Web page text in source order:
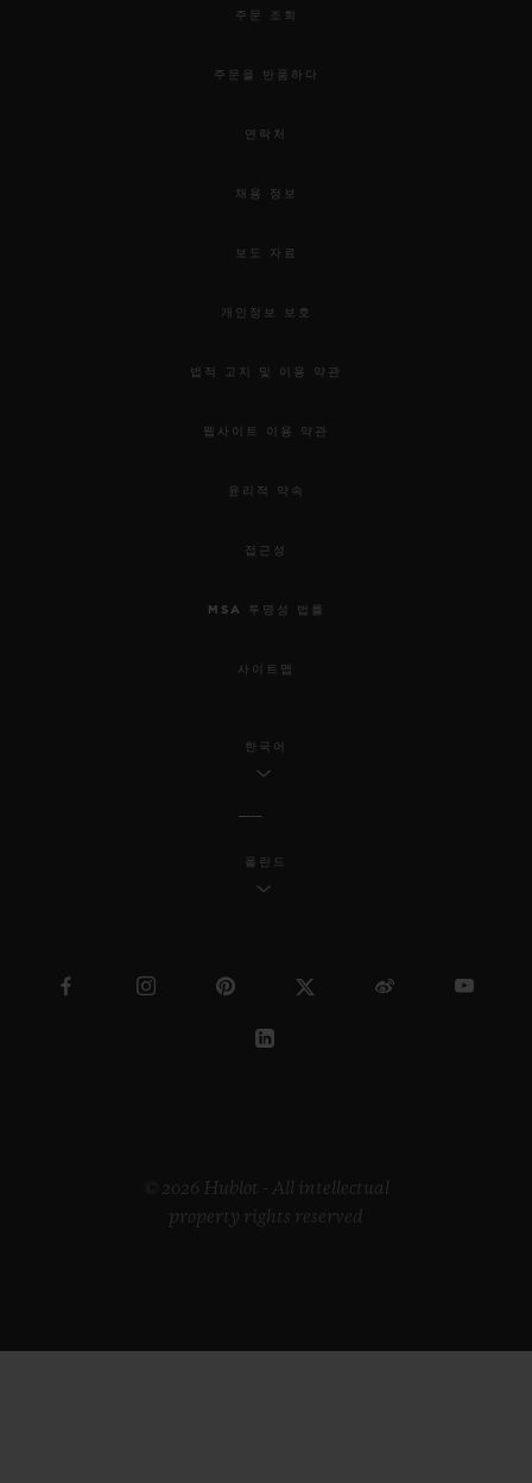
주문 조회
주문을 반품하다
연락처
채용 정보
보도 자료
개인정보 보호
법적 고지 및 이용 약관
웹사이트 이용 약관
윤리적 약속
접근성
MSA 투명성 법률
사이트맵
한국어
폴란드
© 2026 Hublot - All intellectual
property rights reserved